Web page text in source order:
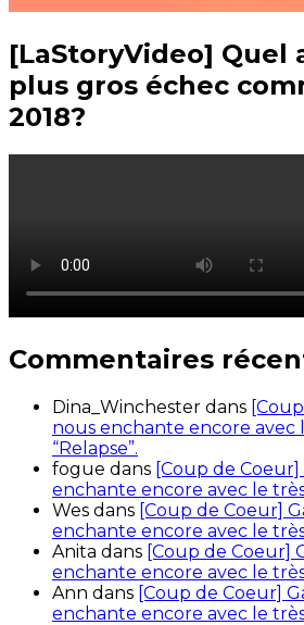
[LaStoryVideo] Quel
plus gros échec
2018?
Commentaires
Dina_Winchester dans
nous enchante encore avec
“Relapse”.
fogue dans [Coup de
enchante encore avec le très
Wes dans [Coup de Coeur]
enchante encore avec le très
Anita dans [Coup de Coeur]
enchante encore avec le très
Ann dans [Coup de Coeur]
enchante encore avec le très